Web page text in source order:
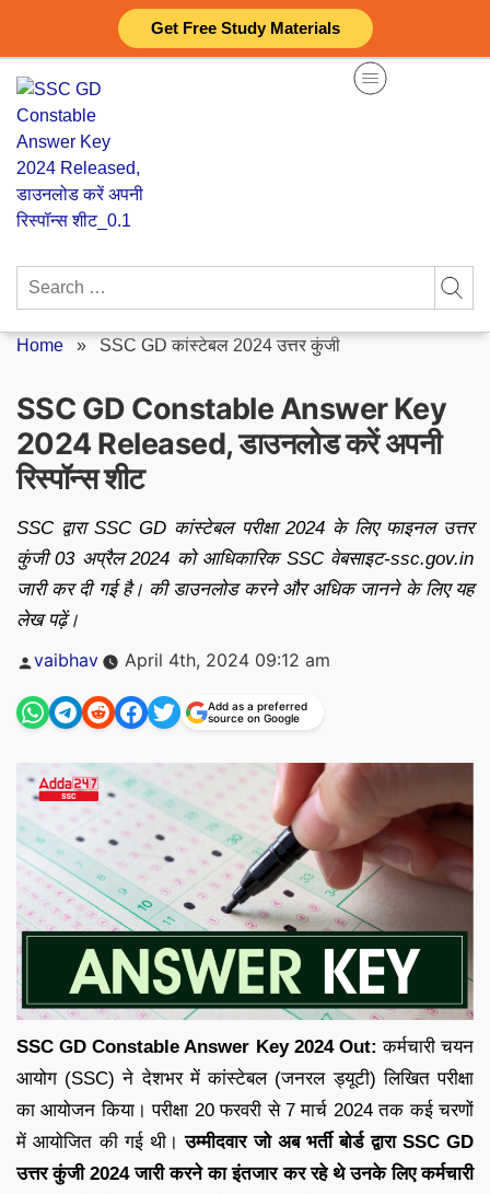
Get Free Study Materials
content
Search
Home » SSC GD कांस्टेबल 2024 उत्तर कुंजी
SSC GD Constable Answer Key
2024 Released, डाउनलोड करें अपनी
रिस्पॉन्स शीट
SSC द्वारा SSC GD कांस्टेबल परीक्षा 2024 के लिए फाइनल उत्तर
कुंजी 03 अप्रैल 2024 को आधिकारिक SSC वेबसाइट-ssc.gov.in
जारी कर दी गई है। की डाउनलोड करने और अधिक जानने के लिए यह
लेख पढ़ें।
Posted
vaibhav April 4th, 2024 09:12 am
Add as a preferred
source on Google
SSC GD Constable Answer Key 2024 Out: कर्मचारी चयन
आयोग (SSC) ने देशभर में कांस्टेबल (जनरल ड्यूटी) लिखित परीक्षा
का आयोजन किया। परीक्षा 20 फरवरी से 7 मार्च 2024 तक कई चरणों
में आयोजित की गई थी।उम्मीदवार जो अब भर्ती बोर्ड द्वारा SSC GD
उत्तर कुंजी 2024 जारी करने का इंतजार कर रहे थे उनके लिए कर्मचारी